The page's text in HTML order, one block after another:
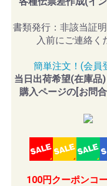
書類発行：非該当証
入前にご連絡く
簡単注文！(会員
当日出荷希望(在庫品)
購入ページの[お問
100円クーポンコ